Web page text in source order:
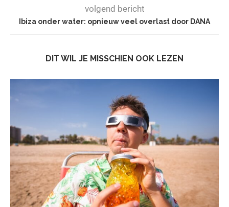
volgend bericht
Ibiza onder water: opnieuw veel overlast door DANA
DIT WIL JE MISSCHIEN OOK LEZEN